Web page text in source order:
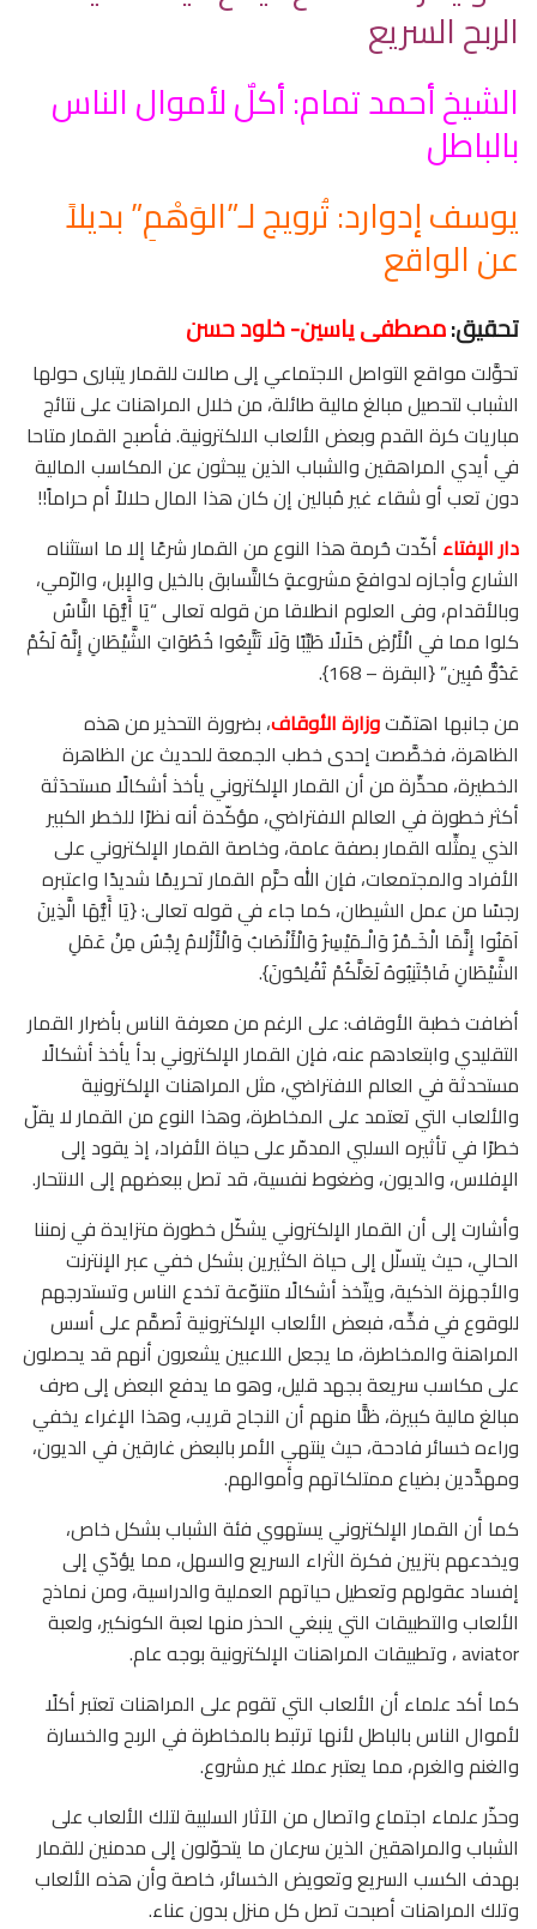
الربح السريع
الشيخ أحمد تمام: أكلٌ لأموال الناس
بالباطل
يوسف إدوارد: تُرويج لـ”الوَهْمِ” بديلاً
عن الواقع
تحقيق:مصطفى ياسين- خلود حسن
تحوَّلت مواقع التواصل الاجتماعي إلى صالات للقمار يتبارى حولها
الشباب لتحصيل مبالغ مالية طائلة، من خلال المراهنات على نتائج
مباريات كرة القدم وبعض الألعاب الالكترونية. فأصبح القمار متاحا
في أيدي المراهقين والشباب الذين يبحثون عن المكاسب المالية
دون تعب أو شقاء غير مُبالين إن كان هذا المال حلالاً أم حراماً!!
دار الإفتاء أكّدت حُرمة هذا النوع من القمار شرعًا إلا ما استثناه
الشارع وأجازه لدوافعَ مشروعةٍ كالتَّسابق بالخيل والإبل، والرّمي،
وبالأقدام، وفى العلوم انطلاقا من قوله تعالى “يَا أَيُّهَا النَّاسُ
كلوا مما في الْأَرْضِ حَلَالًا طَيِّبًا وَلَا تَتَّبِعُوا خُطُوَاتِ الشَّيْطَانِ إِنَّهُ لَكُمْ
عَدُوٌّ مُبِين” {البقرة – 168}.
من جانبها اهتمّتوزارة الأوقاف، بضرورة التحذير من هذه
الظاهرة، فخصَّصت إحدى خطب الجمعة للحديث عن الظاهرة
الخطيرة، محذِّرة من أن القمار الإلكتروني يأخذ أشكالًا مستحدَثة
أكثر خطورة في العالم الافتراضي، مؤكّدة أنه نظرًا للخطر الكبير
الذي يمثِّله القمار بصفة عامة، وخاصة القمار الإلكتروني على
الأفراد والمجتمعات، فإن الله حرَّم القمار تحريمًا شديدًا واعتبره
رجسًا من عمل الشيطان، كما جاء في قوله تعالى: {يَا أَيُّهَا الَّذِينَ
آمَنُوا إِنَّمَا الْخَـمْرُ وَالْـمَيْسِرُ وَالْأَنْصَابُ وَالْأَزْلامُ رِجْسٌ مِنْ عَمَلِ
الشَّيْطَانِ فَاجْتَنِبُوهُ لَعَلَّكُمْ تُفْلِحُونَ}.
أضافت خطبة الأوقاف: على الرغم من معرفة الناس بأضرار القمار
التقليدي وابتعادهم عنه، فإن القمار الإلكتروني بدأ يأخذ أشكالًا
مستحدثة في العالم الافتراضي، مثل المراهنات الإلكترونية
والألعاب التي تعتمد على المخاطرة، وهذا النوع من القمار لا يقلّ
خطرًا في تأثيره السلبي المدمّر على حياة الأفراد، إذ يقود إلى
الإفلاس، والديون، وضغوط نفسية، قد تصل ببعضهم إلى الانتحار.
وأشارت إلى أن القمار الإلكتروني يشكّل خطورة متزايدة في زمننا
الحالي، حيث يتسلّل إلى حياة الكثيرين بشكل خفي عبر الإنترنت
والأجهزة الذكية، ويتّخذ أشكالًا متنوّعة تخدع الناس وتستدرجهم
للوقوع في فخِّه، فبعض الألعاب الإلكترونية تُصمَّم على أسس
المراهنة والمخاطرة، ما يجعل اللاعبين يشعرون أنهم قد يحصلون
على مكاسب سريعة بجهد قليل، وهو ما يدفع البعض إلى صرف
مبالغ مالية كبيرة، ظنًّا منهم أن النجاح قريب، وهذا الإغراء يخفي
وراءه خسائر فادحة، حيث ينتهي الأمر بالبعض غارقين في الديون،
ومهدَّدين بضياع ممتلكاتهم وأموالهم.
كما أن القمار الإلكتروني يستهوي فئة الشباب بشكل خاص،
ويخدعهم بتزيين فكرة الثراء السريع والسهل، مما يؤدّي إلى
إفساد عقولهم وتعطيل حياتهم العملية والدراسية، ومن نماذج
الألعاب والتطبيقات التي ينبغي الحذر منها لعبة الكونكير، ولعبة
aviator ، وتطبيقات المراهنات الإلكترونية بوجه عام.
كما أكد علماء أن الألعاب التي تقوم على المراهنات تعتبر أكلًا
لأموال الناس بالباطل لأنها ترتبط بالمخاطرة في الربح والخسارة
والغنم والغرم، مما يعتبر عملا غير مشروع.
وحذّر علماء اجتماع واتصال من الآثار السلبية لتلك الألعاب على
الشباب والمراهقين الذين سرعان ما يتحوّلون إلى مدمنين للقمار
بهدف الكسب السريع وتعويض الخسائر، خاصة وأن هذه الألعاب
وتلك المراهنات أصبحت تصل كل منزل بدون عناء.